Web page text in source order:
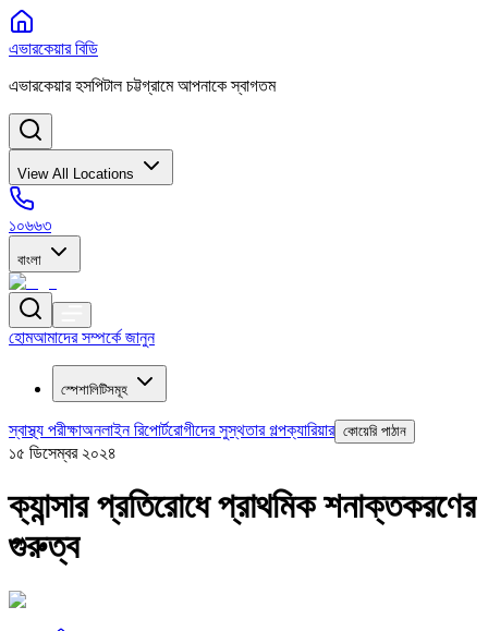
এভারকেয়ার বিডি
এভারকেয়ার হসপিটাল চট্টগ্রামে আপনাকে স্বাগতম
View All Locations
১০৬৬৩
বাংলা
হোমআমাদের সম্পর্কে জানুন
স্পেশালিটিসমূহ
স্বাস্থ্য পরীক্ষাঅনলাইন রিপোর্টরোগীদের সুস্থতার গল্পক্যারিয়ার কোয়েরি পাঠান
১৫ ডিসেম্বর ২০২৪
ক্যান্সার প্রতিরোধে প্রাথমিক শনাক্তকরণের
গুরুত্ব